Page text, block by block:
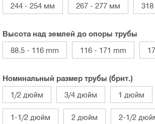
244 - 254 мм 267 - 277 мм
Высота над землей до опоры трубы
88.5 - 116 mm
116 - 171 mm
Номинальный размер трубы (брит.)
1/2 дюйм
3/4 дюйм 1 дюйм
1-1/2 дюйм 2 дюйм 2-1/2